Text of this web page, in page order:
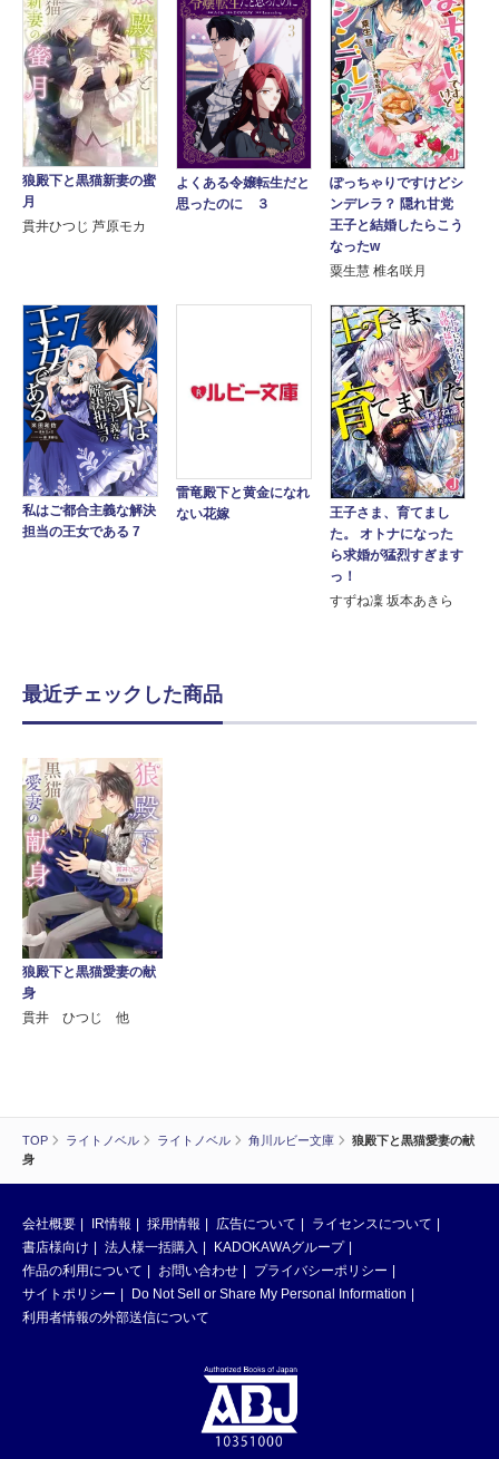
TOP ライトノベル ライトノベル 角川ルビー文庫
狼殿下と黒猫愛妻の献
身
狼殿下と黒猫新妻の蜜
月
貫井ひつじ 芦原モカ
よくある令嬢転生だと
思ったのに ３
ぽっちゃりですけどシ
ンデレラ？ 隠れ甘党
王子と結婚したらこう
なったw
粟生慧 椎名咲月
私はご都合主義な解決
担当の王女である 7
雷竜殿下と黄金になれ
ない花嫁
王子さま、育てまし
た。 オトナになった
ら求婚が猛烈すぎます
っ！
すずね凜 坂本あきら
最近チェックした商品
狼殿下と黒猫愛妻の献
身
貫井 ひつじ 他
会社概要 IR情報 採用情報 広告について
ライセンスについて
書店様向け
法人様一括購入
KADOKAWAグループ
作品の利用について
お問い合わせ
プライバシーポリシー
サイトポリシー
Do Not Sell or Share My Personal Information
利用者情報の外部送信について